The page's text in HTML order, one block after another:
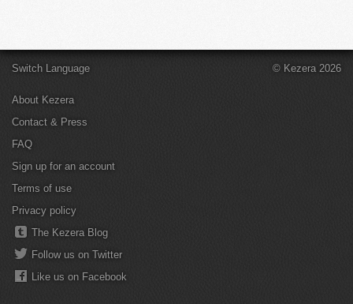
Switch Language
About Kezera
Contact & Press
FAQ
Sign up for an account
Terms of use
Privacy policy
The Kezera Blog
Follow us on Twitter
Like us on Facebook
© Kezera 2026